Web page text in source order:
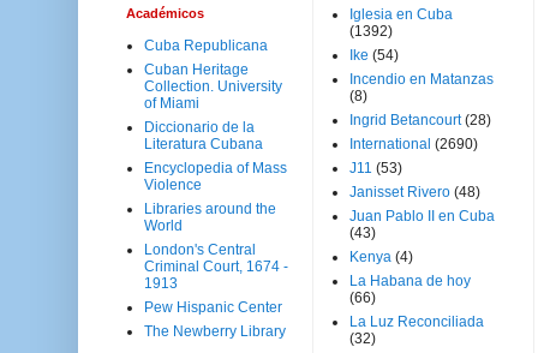
Académicos
Cuba Republicana
Cuban Heritage
Collection. University
of Miami
Diccionario de la
Literatura Cubana
Encyclopedia of Mass
Violence
Libraries around the
World
London's Central
Criminal Court, 1674 -
1913
Pew Hispanic Center
The Newberry Library
Iglesia en Cuba
(1392)
Ike (54)
Incendio en Matanzas
(8)
Ingrid Betancourt (28)
International (2690)
J11 (53)
Janisset Rivero (48)
Juan Pablo II en Cuba
(43)
Kenya (4)
La Habana de hoy
(66)
La Luz Reconciliada
(32)